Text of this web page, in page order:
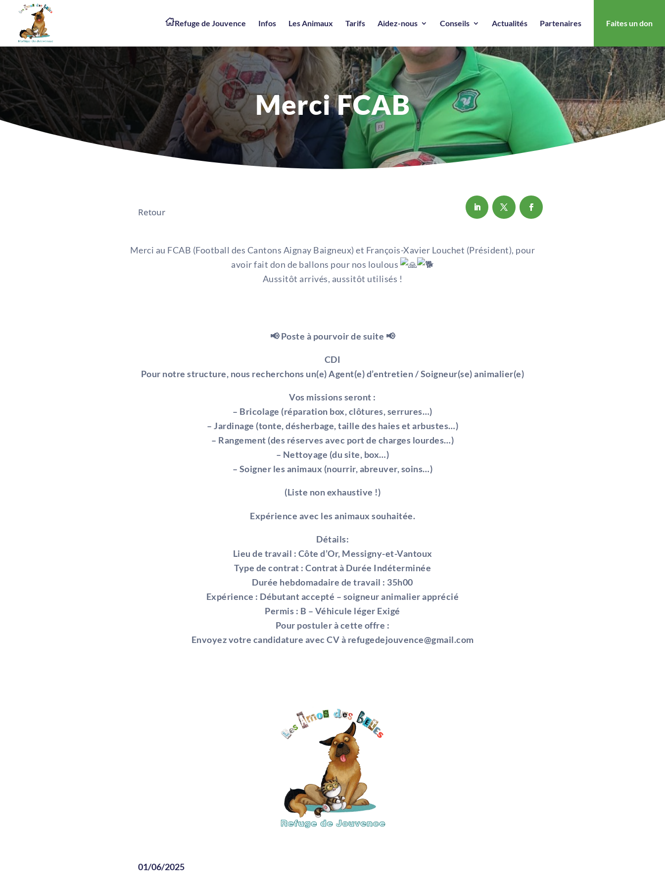
Refuge de Jouvence Infos Les Animaux Tarifs Aidez-nous Conseils Actualités Partenaires Faites un don
Merci FCAB
Retour
Merci au FCAB (Football des Cantons Aignay Baigneux) et François-Xavier Louchet (Président), pour
avoir fait don de ballons pour nos loulous
Aussitôt arrivés, aussitôt utilisés !
📢 Poste à pourvoir de suite 📢
CDI
Pour notre structure, nous recherchons un(e) Agent(e) d’entretien / Soigneur(se) animalier(e)
Vos missions seront :
– Bricolage (réparation box, clôtures, serrures…)
– Jardinage (tonte, désherbage, taille des haies et arbustes…)
– Rangement (des réserves avec port de charges lourdes…)
– Nettoyage (du site, box…)
– Soigner les animaux (nourrir, abreuver, soins…)
(Liste non exhaustive !)
Expérience avec les animaux souhaitée.
Détails:
Lieu de travail : Côte d’Or, Messigny-et-Vantoux
Type de contrat : Contrat à Durée Indéterminée
Durée hebdomadaire de travail : 35h00
Expérience : Débutant accepté – soigneur animalier apprécié
Permis : B – Véhicule léger Exigé
Pour postuler à cette offre :
Envoyez votre candidature avec CV à refugedejouvence@gmail.com
01/06/2025